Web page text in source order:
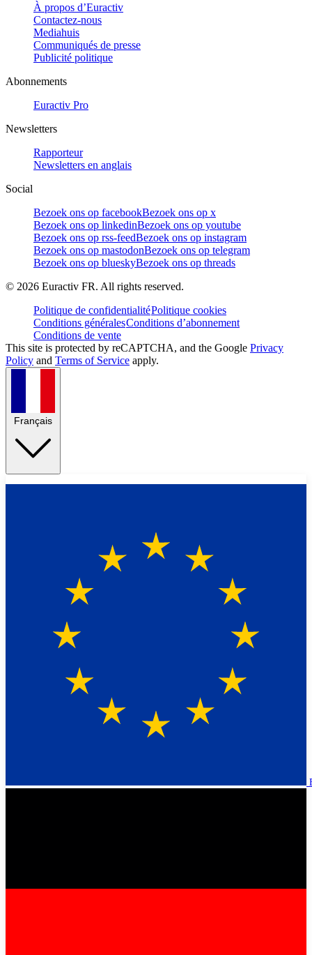
À propos d’Euractiv
Contactez-nous
Mediahuis
Communiqués de presse
Publicité politique
Abonnements
Euractiv Pro
Newsletters
Rapporteur
Newsletters en anglais
Social
Bezoek ons op facebookBezoek ons op x
Bezoek ons op linkedinBezoek ons op youtube
Bezoek ons op rss-feedBezoek ons op instagram
Bezoek ons op mastodonBezoek ons op telegram
Bezoek ons op blueskyBezoek ons op threads
© 2026 Euractiv FR. All rights reserved.
Politique de confidentialitéPolitique cookies
Conditions généralesConditions d’abonnement
Conditions de vente
This site is protected by reCAPTCHA, and the Google Privacy
Policy and Terms of Service apply.
Français